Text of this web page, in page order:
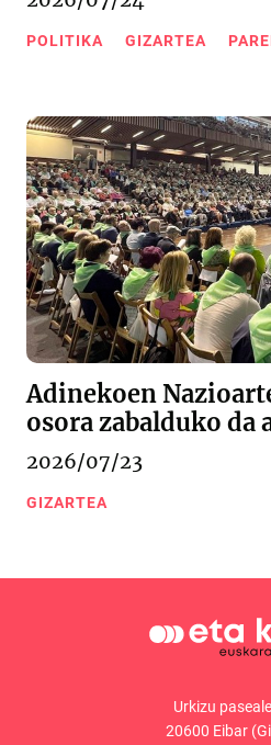
POLITIKA GIZARTEA
Adinekoen
osora zabalduko da
2026/07/23
GIZARTEA
Urkizu
20600 Eibar